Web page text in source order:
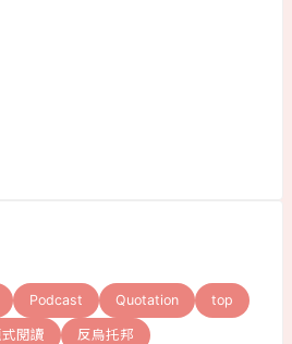
Podcast Quotation top
閱讀 反烏托邦